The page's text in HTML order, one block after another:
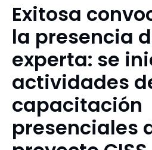
Exitosa
la presencia
experta: se
actividades
capacitación
presenciales